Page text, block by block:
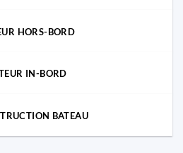
HORS-BORD
IN-BORD
BATEAU